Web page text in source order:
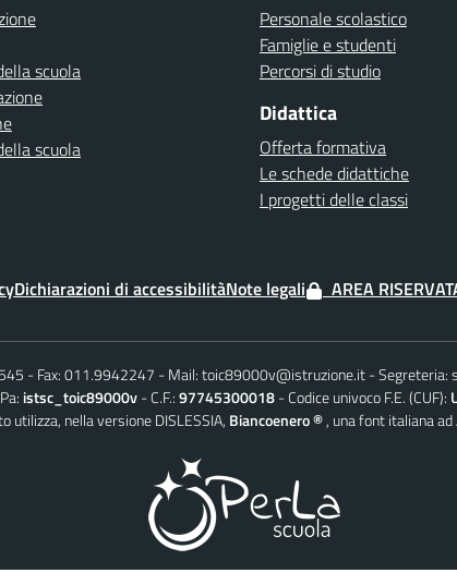
scuola
scuola
Personale scolastico
Famiglie e studenti
Percorsi di studio
Didattica
Offerta formativa
Le schede didattiche
I progetti delle classi
Dichiarazioni di accessibilitàNote legali AREA
Fax: 011.9942247 Mail:toic89000v@istruzione.it Segreteria:
istsc_toic89000v C.F.:97745300018 Codice univoco F.E. (CUF):
utilizza, nella versione DISLESSIA, Biancoenero ® , una font italiana